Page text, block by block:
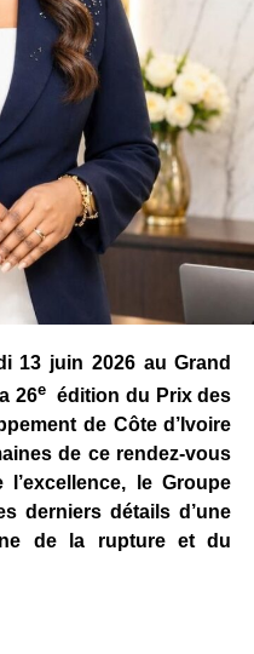
13 juin 2026 au Grand
26eédition du Prix des
de Côte d’Ivoire
de ce rendez-vous
le Groupe
derniers détails d’une
de la rupture et du